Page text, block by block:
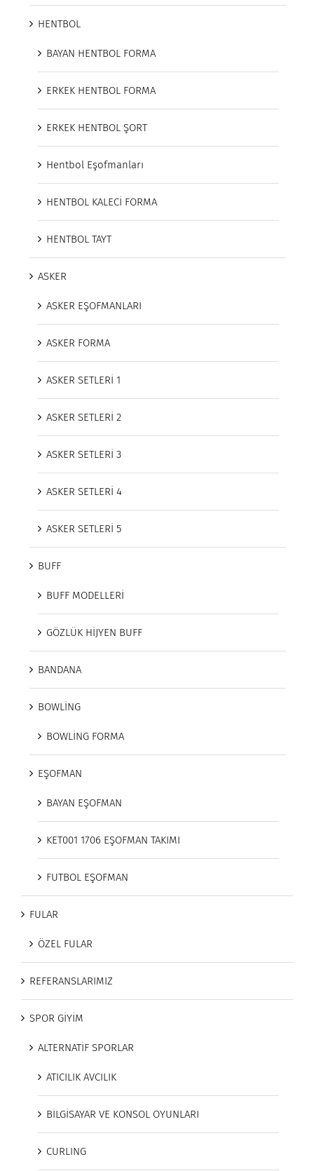
HENTBOL
BAYAN HENTBOL FORMA
ERKEK HENTBOL FORMA
ERKEK HENTBOL ŞORT
Hentbol Eşofmanları
HENTBOL KALECİ FORMA
HENTBOL TAYT
ASKER
ASKER EŞOFMANLARI
ASKER FORMA
ASKER SETLERİ 1
ASKER SETLERİ 2
ASKER SETLERİ 3
ASKER SETLERİ 4
ASKER SETLERİ 5
BUFF
BUFF MODELLERİ
GÖZLÜK HİJYEN BUFF
BANDANA
BOWLİNG
BOWLİNG FORMA
EŞOFMAN
BAYAN EŞOFMAN
KET001 1706 EŞOFMAN TAKIMI
FUTBOL EŞOFMAN
FULAR
ÖZEL FULAR
REFERANSLARIMIZ
SPOR GİYİM
ALTERNATİF SPORLAR
ATICILIK AVCILIK
BİLGİSAYAR VE KONSOL OYUNLARI
CURLING